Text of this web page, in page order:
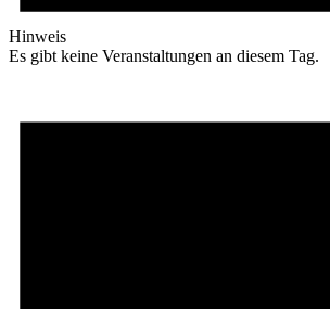
Hinweis
Es gibt keine Veranstaltungen an diesem Tag.